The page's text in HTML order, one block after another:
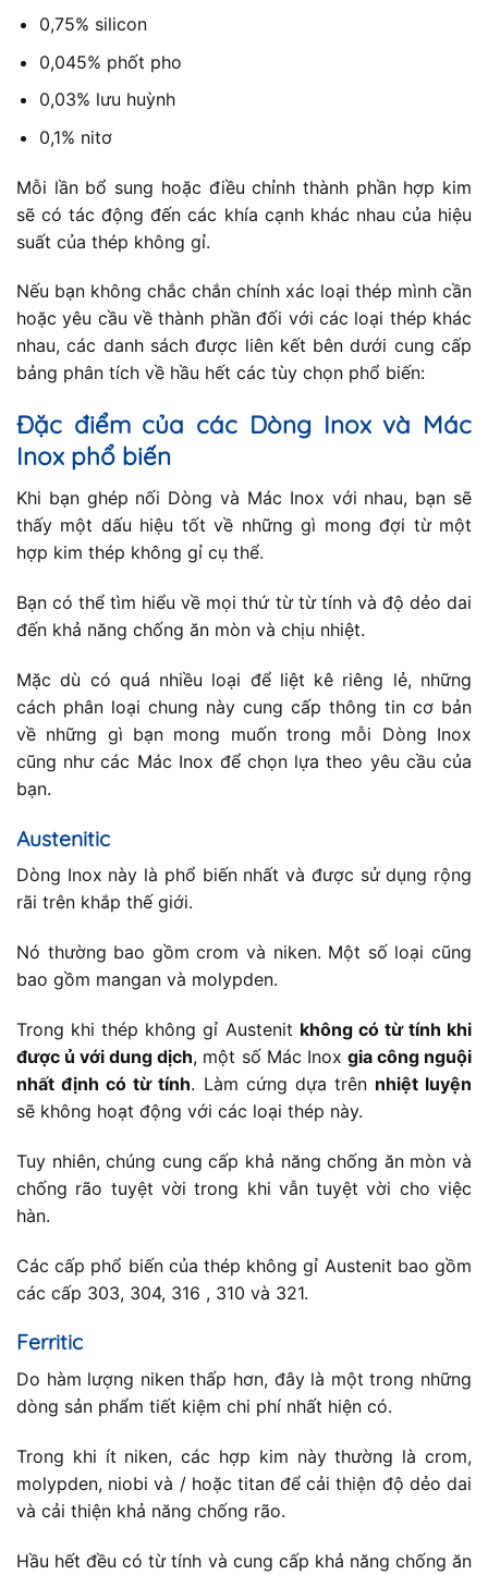
0,75% silicon
0,045% phốt pho
0,03% lưu huỳnh
0,1% nitơ
Mỗi lần bổ sung hoặc điều chỉnh thành phần hợp kim
sẽ có tác động đến các khía cạnh khác nhau của hiệu
suất của thép không gỉ.
Nếu bạn không chắc chắn chính xác loại thép mình cần
hoặc yêu cầu về thành phần đối với các loại thép khác
nhau, các danh sách được liên kết bên dưới cung cấp
bảng phân tích về hầu hết các tùy chọn phổ biến:
Đặc điểm của các Dòng Inox và Mác
Inox phổ biến
Khi bạn ghép nối Dòng và Mác Inox với nhau, bạn sẽ
thấy một dấu hiệu tốt về những gì mong đợi từ một
hợp kim thép không gỉ cụ thể.
Bạn có thể tìm hiểu về mọi thứ từ từ tính và độ dẻo dai
đến khả năng chống ăn mòn và chịu nhiệt.
Mặc dù có quá nhiều loại để liệt kê riêng lẻ, những
cách phân loại chung này cung cấp thông tin cơ bản
về những gì bạn mong muốn trong mỗi Dòng Inox
cũng như các Mác Inox để chọn lựa theo yêu cầu của
bạn.
Austenitic
Dòng Inox này là phổ biến nhất và được sử dụng rộng
rãi trên khắp thế giới.
Nó thường bao gồm crom và niken. Một số loại cũng
bao gồm mangan và molypden.
Trong khi thép không gỉ Austenit không có từ tính khi
được ủ với dung dịch, một số Mác Inox gia công nguội
nhất định có từ tính. Làm cứng dựa trên nhiệt luyện
sẽ không hoạt động với các loại thép này.
Tuy nhiên, chúng cung cấp khả năng chống ăn mòn và
chống rão tuyệt vời trong khi vẫn tuyệt vời cho việc
hàn.
Các cấp phổ biến của thép không gỉ Austenit bao gồm
các cấp 303, 304, 316 , 310 và 321.
Ferritic
Do hàm lượng niken thấp hơn, đây là một trong những
dòng sản phẩm tiết kiệm chi phí nhất hiện có.
Trong khi ít niken, các hợp kim này thường là crom,
molypden, niobi và / hoặc titan để cải thiện độ dẻo dai
và cải thiện khả năng chống rão.
Hầu hết đều có từ tính và cung cấp khả năng chống ăn